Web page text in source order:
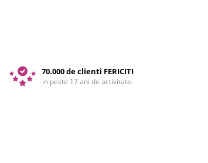
70.000 de clienti FERICITI
in peste 17 ani de activitate.